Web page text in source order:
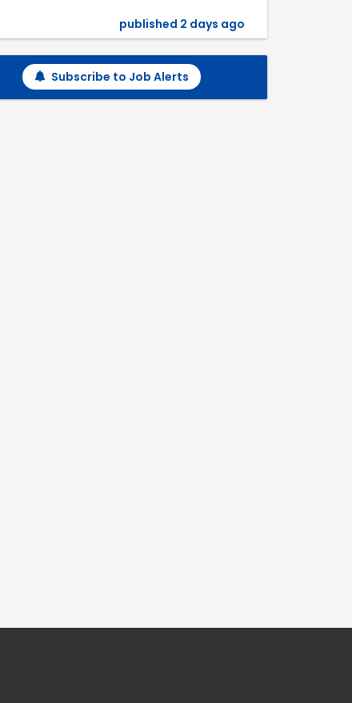
published 2 days ago
Subscribe to Job Alerts